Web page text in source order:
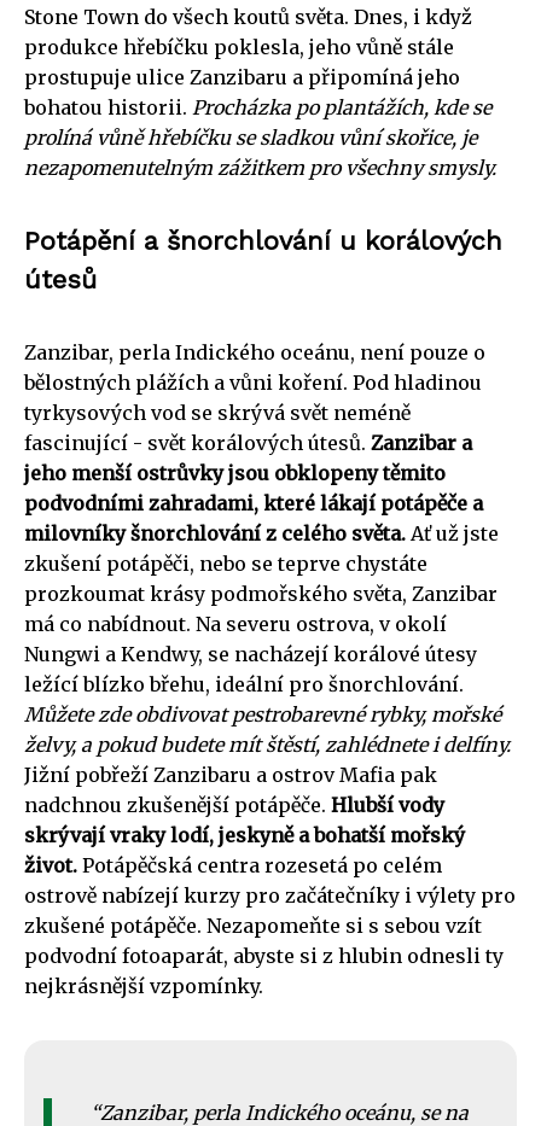
Stone Town do všech koutů světa. Dnes, i když
produkce hřebíčku poklesla, jeho vůně stále
prostupuje ulice Zanzibaru a připomíná jeho
bohatou historii. Procházka po plantážích, kde se
prolíná vůně hřebíčku se sladkou vůní skořice, je
nezapomenutelným zážitkem pro všechny smysly.
Potápění a šnorchlování u korálových
útesů
Zanzibar, perla Indického oceánu, není pouze o
bělostných plážích a vůni koření. Pod hladinou
tyrkysových vod se skrývá svět neméně
fascinující - svět korálových útesů. Zanzibar a
jeho menší ostrůvky jsou obklopeny těmito
podvodními zahradami, které lákají potápěče a
milovníky šnorchlování z celého světa. Ať už jste
zkušení potápěči, nebo se teprve chystáte
prozkoumat krásy podmořského světa, Zanzibar
má co nabídnout. Na severu ostrova, v okolí
Nungwi a Kendwy, se nacházejí korálové útesy
ležící blízko břehu, ideální pro šnorchlování.
Můžete zde obdivovat pestrobarevné rybky, mořské
želvy, a pokud budete mít štěstí, zahlédnete i delfíny.
Jižní pobřeží Zanzibaru a ostrov Mafia pak
nadchnou zkušenější potápěče. Hlubší vody
skrývají vraky lodí, jeskyně a bohatší mořský
život. Potápěčská centra rozesetá po celém
ostrově nabízejí kurzy pro začátečníky i výlety pro
zkušené potápěče. Nezapomeňte si s sebou vzít
podvodní fotoaparát, abyste si z hlubin odnesli ty
nejkrásnější vzpomínky.
Zanzibar, perla Indického oceánu, se na